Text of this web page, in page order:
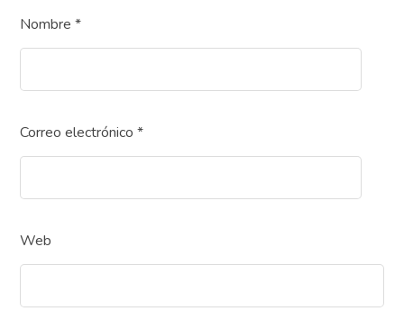
Nombre*
Correo electrónico*
Web